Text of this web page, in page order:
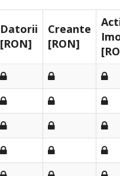
Datorii
[RON]
Creante
[RON]